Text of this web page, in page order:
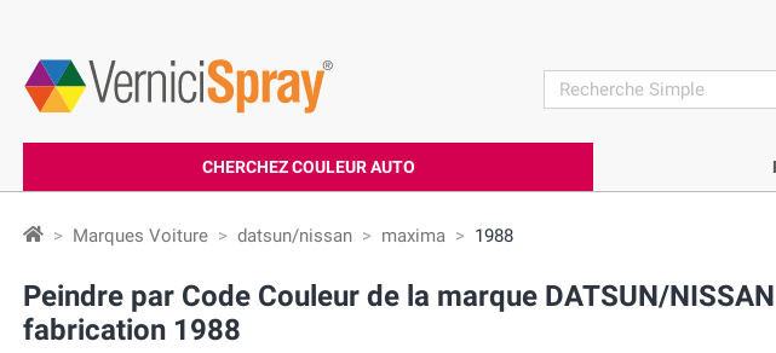
search
CHERCHEZ COULEUR AUTO
Marques Voiture datsun/nissan maxima 1988
Peindre par Code Couleur de la marque DATSUN/
fabrication 1988